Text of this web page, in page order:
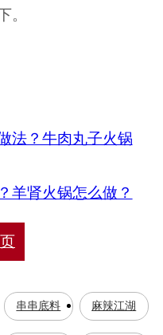
。
法？牛肉丸子火锅
羊肾火锅怎么做？
串串底料 麻辣江湖